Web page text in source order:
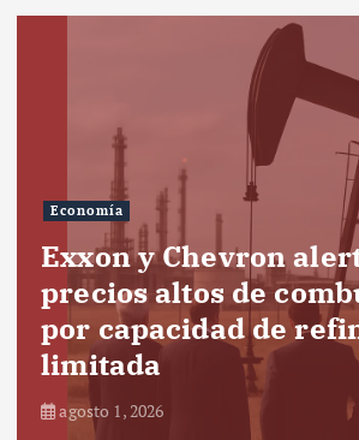
Economía
Exxon y Chevron
precios altos de
por capacidad de
limitada
agosto 1, 2026